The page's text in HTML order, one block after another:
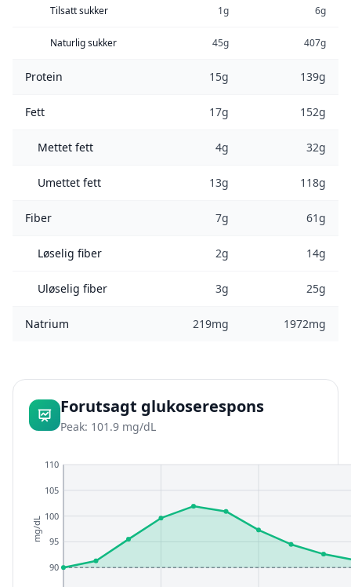
Tilsatt sukker 1g 6g
Naturlig sukker 45g 407g
Protein 15g 139g
Fett 17g 152g
Mettet fett 4g 32g
Umettet fett 13g 118g
Fiber 7g 61g
Løselig fiber 2g 14g
Uløselig fiber 3g 25g
Natrium 219mg 1972mg
Forutsagt glukoserespons
Peak: 101.9 mg/dL
90
95
100
105
110
mg/dL